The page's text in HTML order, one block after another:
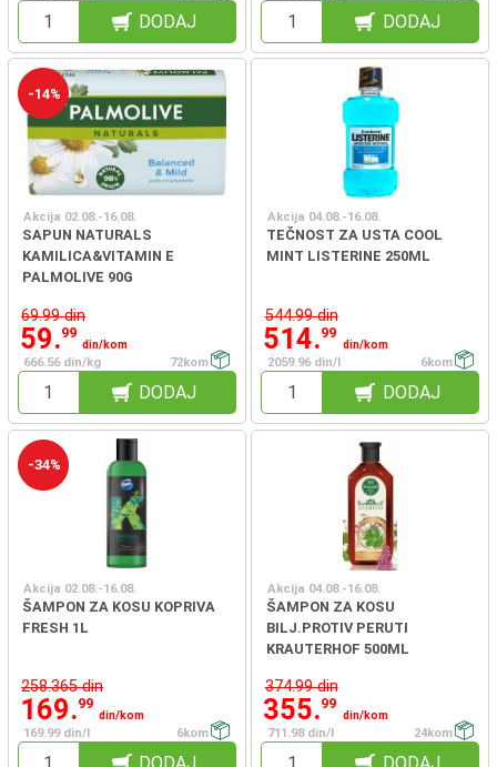
DODAJ DODAJ
-14%
Akcija 02.08.-16.08.
SAPUN NATURALS
KAMILICA&VITAMIN E
PALMOLIVE 90G
69.99 din
59.99
din/kom
666.56 din/kg
72kom
DODAJ
Akcija 04.08.-16.08.
TEČNOST ZA USTA COOL
MINT LISTERINE 250ML
544.99 din
514.99
din/kom
2059.96 din/l
6kom
DODAJ
-34%
Akcija 02.08.-16.08.
ŠAMPON ZA KOSU KOPRIVA
FRESH 1L
258.365 din
169.99
din/kom
169.99 din/l
6kom
Akcija 04.08.-16.08.
ŠAMPON ZA KOSU
BILJ.PROTIV PERUTI
KRAUTERHOF 500ML
374.99 din
355.99
din/kom
711.98 din/l
24kom